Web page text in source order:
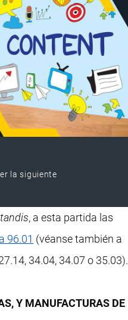
la siguiente
, a esta partida las
96.01 (véanse también a
34.04, 34.07 o 35.03).
Y MANUFACTURAS DE